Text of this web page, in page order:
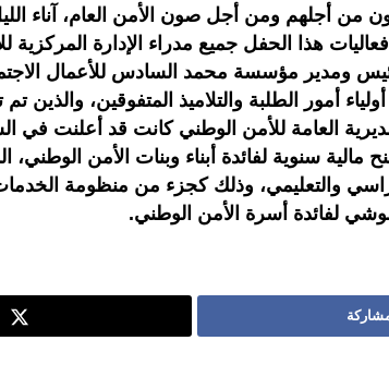
من أجلهم ومن أجل صون الأمن العام، آناء
هذا الحفل جميع مدراء الإدارة المركزية
ومدير مؤسسة محمد السادس للأعمال
أمور الطلبة والتلاميذ المتفوقين، والذين
العامة للأمن الوطني كانت قد أعلنت
مالية سنوية لفائدة أبناء وبنات الأمن الوطني،
والتعليمي، وذلك كجزء من منظومة الخدمات
لفائدة أسرة الأمن الوطني.